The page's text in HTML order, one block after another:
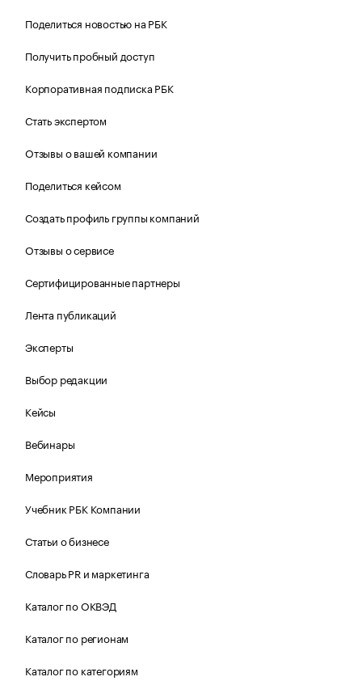
Поделиться новостью на РБК
Получить пробный доступ
Корпоративная подписка РБК
Стать экспертом
Отзывы о вашей компании
Поделиться кейсом
Создать профиль группы компаний
Отзывы о сервисе
Сертифицированные партнеры
Лента публикаций
Эксперты
Выбор редакции
Кейсы
Вебинары
Мероприятия
Учебник РБК Компании
Статьи о бизнесе
Словарь PR и маркетинга
Каталог по ОКВЭД
Каталог по регионам
Каталог по категориям